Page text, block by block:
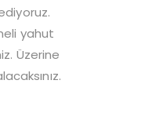
yahut
Üzerine